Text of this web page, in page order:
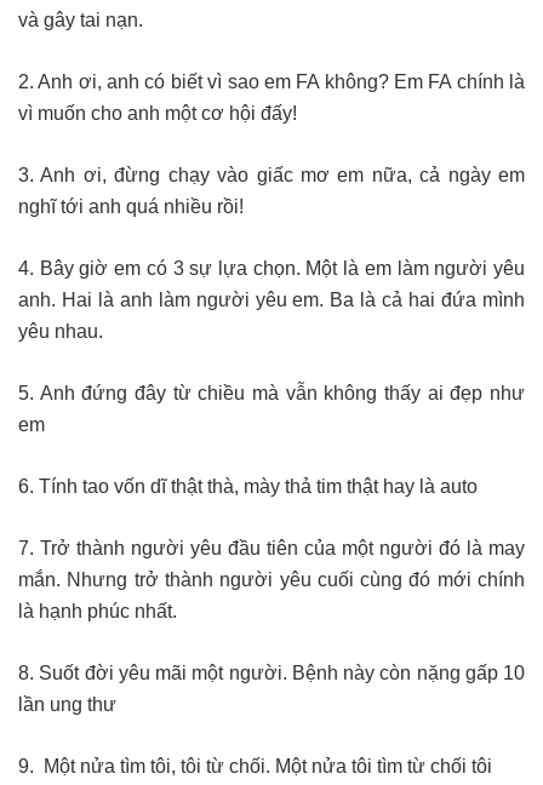
và gây tai nạn.
2. Anh ơi, anh có biết vì sao em FA không? Em FA chính là
vì muốn cho anh một cơ hội đấy!
3. Anh ơi, đừng chạy vào giấc mơ em nữa, cả ngày em
nghĩ tới anh quá nhiều rồi!
4. Bây giờ em có 3 sự lựa chọn. Một là em làm người yêu
anh. Hai là anh làm người yêu em. Ba là cả hai đứa mình
yêu nhau.
5. Anh đứng đây từ chiều mà vẫn không thấy ai đẹp như
em
6. Tính tao vốn dĩ thật thà, mày thả tim thật hay là auto
7. Trở thành người yêu đầu tiên của một người đó là may
mắn. Nhưng trở thành người yêu cuối cùng đó mới chính
là hạnh phúc nhất.
8. Suốt đời yêu mãi một người. Bệnh này còn nặng gấp 10
lần ung thư
9. Một nửa tìm tôi, tôi từ chối. Một nửa tôi tìm từ chối tôi